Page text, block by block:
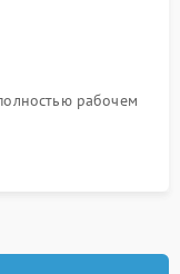
рабочем